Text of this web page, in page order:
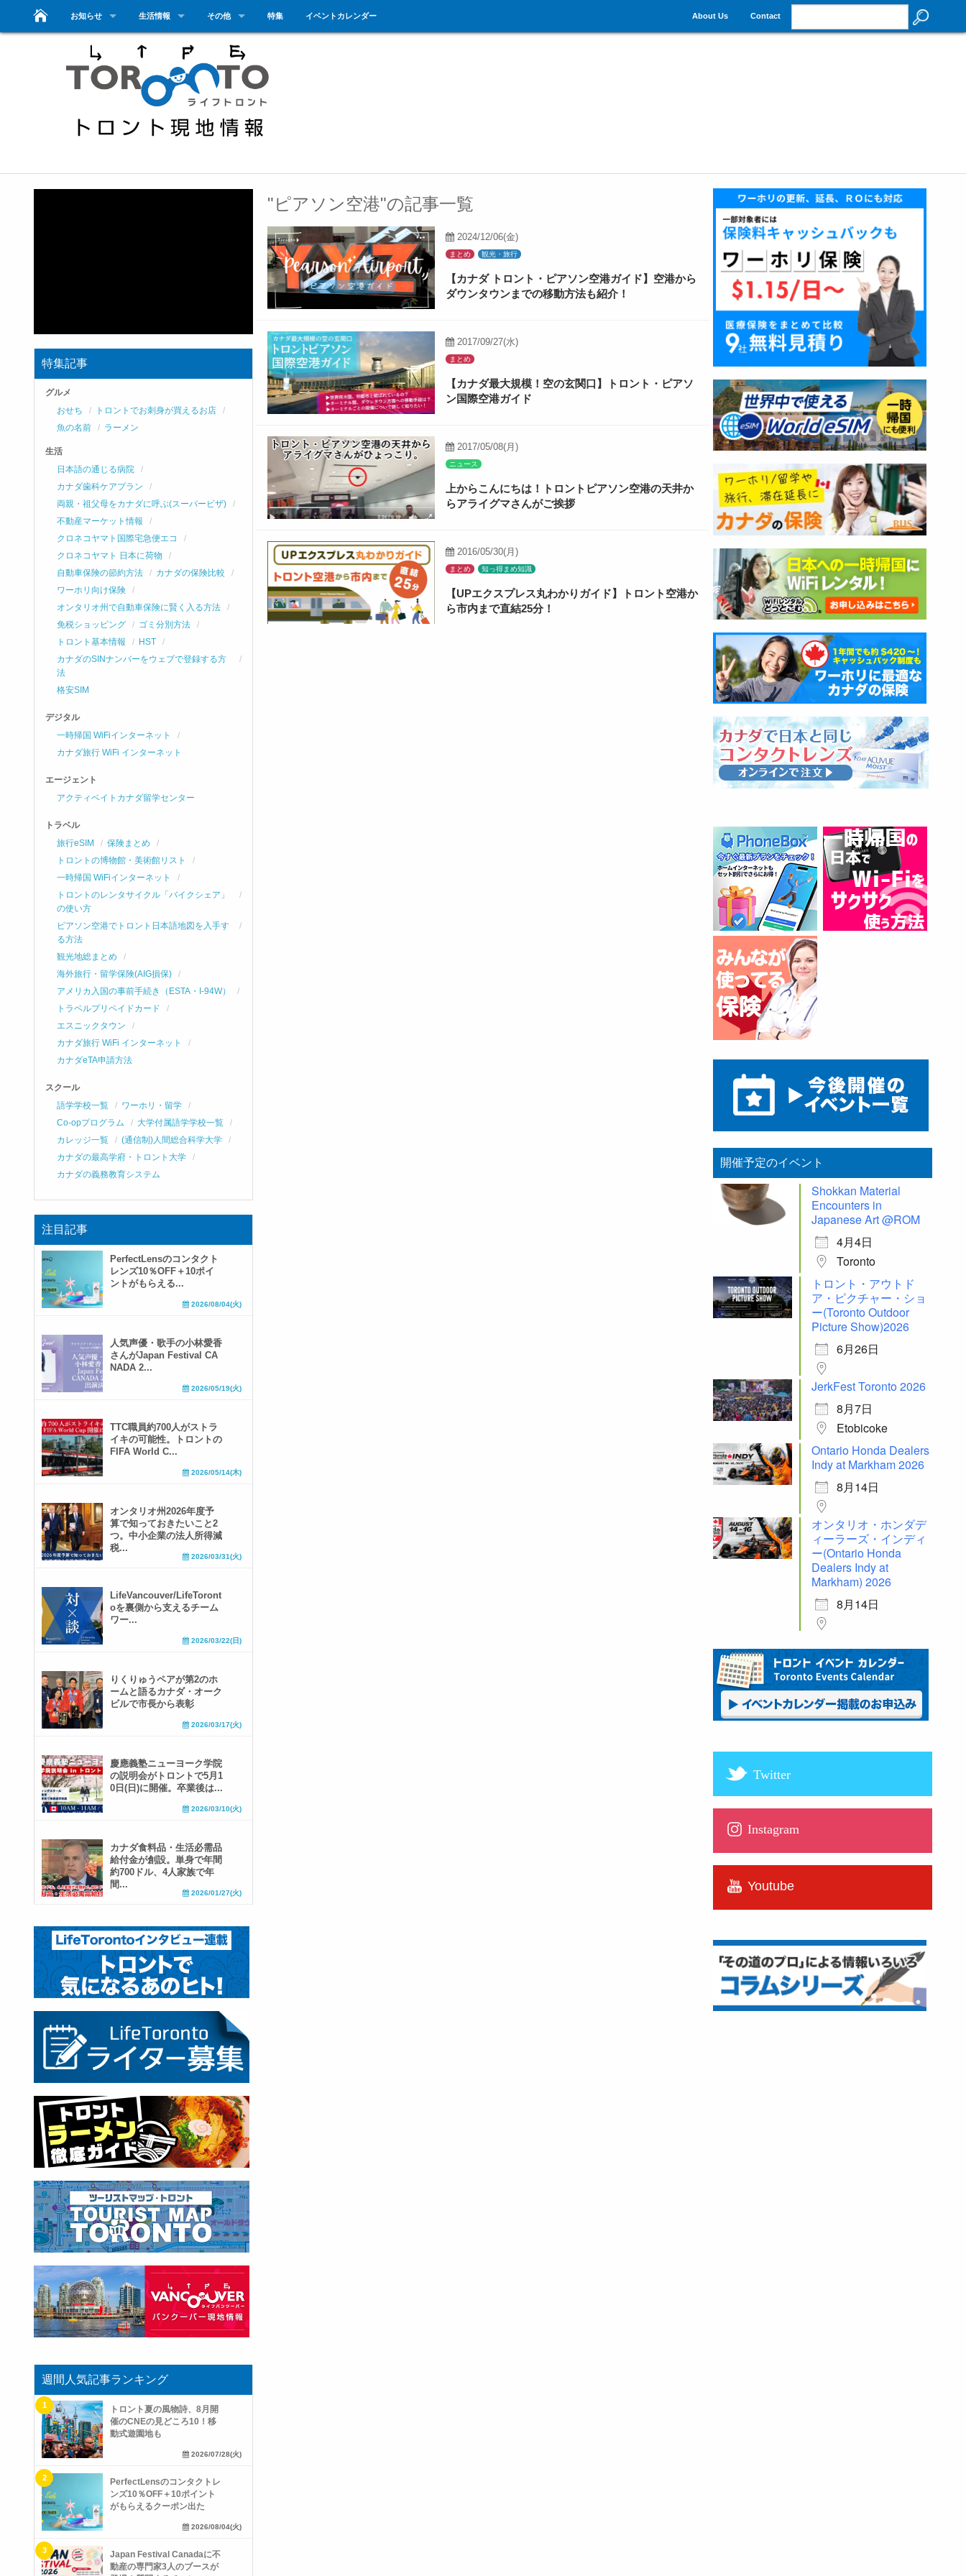
お知らせ 生活情報 その他 特集 イベントカレンダー About Us Contact
"ピアソン空港"の記事一覧
2024/12/06(金)
まとめ 観光・旅行
【カナダ トロント・ピアソン空港ガイド】空港から
ダウンタウンまでの移動方法も紹介！
2017/09/27(水)
まとめ
【カナダ最大規模！空の玄関口】トロント・ピアソ
ン国際空港ガイド
2017/05/08(月)
ニュース
上からこんにちは！トロントピアソン空港の天井か
らアライグマさんがご挨拶
2016/05/30(月)
まとめ 知っ得まめ知識
【UPエクスプレス丸わかりガイド】トロント空港か
ら市内まで直結25分！
特集記事
グルメ
おせち
トロントでお刺身が買えるお店
魚の名前
ラーメン
生活
日本語の通じる病院
カナダ歯科ケアプラン
両親・祖父母をカナダに呼ぶ(スーパービザ)
不動産マーケット情報
クロネコヤマト国際宅急便エコ
クロネコヤマト 日本に荷物
自動車保険の節約方法
カナダの保険比較
ワーホリ向け保険
オンタリオ州で自動車保険に賢く入る方法
免税ショッピング
ゴミ分別方法
トロント基本情報
HST
カナダのSINナンバーをウェブで登録する方
法
格安SIM
デジタル
一時帰国 WiFiインターネット
カナダ旅行 WiFi インターネット
エージェント
アクティベイトカナダ留学センター
トラベル
旅行eSIM
保険まとめ
トロントの博物館・美術館リスト
一時帰国 WiFiインターネット
トロントのレンタサイクル「バイクシェア」
の使い方
ピアソン空港でトロント日本語地図を入手す
る方法
観光地総まとめ
海外旅行・留学保険(AIG損保)
アメリカ入国の事前手続き（ESTA・I-94W）
トラベルプリペイドカード
エスニックタウン
カナダ旅行 WiFi インターネット
カナダeTA申請方法
スクール
語学学校一覧
ワーホリ・留学
Co-opプログラム
大学付属語学学校一覧
カレッジ一覧
(通信制)人間総合科学大学
カナダの最高学府・トロント大学
カナダの義務教育システム
注目記事
PerfectLensのコンタクト
レンズ10％OFF＋10ポイ
ントがもらえる...
2026/08/04(火)
人気声優・歌手の小林愛香
さんがJapan Festival CA
NADA 2...
2026/05/19(火)
TTC職員約700人がストラ
イキの可能性。トロントの
FIFA World C...
2026/05/14(木)
オンタリオ州2026年度予
算で知っておきたいこと2
つ。中小企業の法人所得減
税...
2026/03/31(火)
LifeVancouver/LifeToront
oを裏側から支えるチーム
ワー...
2026/03/22(日)
りくりゅうペアが第2のホ
ームと語るカナダ・オーク
ビルで市長から表彰
2026/03/17(火)
慶應義塾ニューヨーク学院
の説明会がトロントで5月1
0日(日)に開催。卒業後は...
2026/03/10(火)
カナダ食料品・生活必需品
給付金が創設。単身で年間
約700ドル、4人家族で年
間...
2026/01/27(火)
週間人気記事ランキング
トロント夏の風物詩、8月開
催のCNEの見どころ10！移
動式遊園地も
2026/07/28(火)
PerfectLensのコンタクトレ
ンズ10％OFF＋10ポイント
がもらえるクーポン出た
2026/08/04(火)
Japan Festival Canadaに不
動産の専門家3人のブースが
開催予定のイベント
Shokkan Material
Encounters in
Japanese Art @ROM
4月4日
Toronto
トロント・アウトド
ア・ピクチャー・ショ
ー(Toronto Outdoor
Picture Show)2026
6月26日
JerkFest Toronto 2026
8月7日
Etobicoke
Ontario Honda Dealers
Indy at Markham 2026
8月14日
オンタリオ・ホンダデ
ィーラーズ・インディ
ー(Ontario Honda
Dealers Indy at
Markham) 2026
8月14日
Twitter
Instagram
Youtube